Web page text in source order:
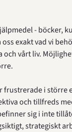
- böcker,
exakt vad vi
vårt liv.
frustrerade i större
och tillfreds
sig i inte
strategiskt